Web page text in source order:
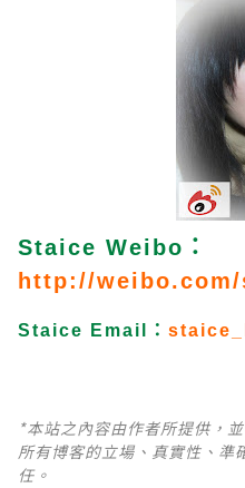
Staice Weibo ：
http://
Staice Email ：
*本站之內容由作者所提供，
所有博客的立場、真實性、準
任。